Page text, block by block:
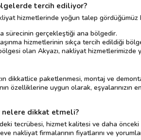
tercih ediliyor?
hizmetlerinde yoğun talep gördüğümüz
sürecinin gerçekleştiği ana bölgedir.
hizmetlerinin sıkça tercih edildiği
olan Akyazı, nakliyat hizmetlerimizde
dikkatlice paketlenmesi, montaj ve
özelliklerine uygun olarak, eşyalarınızın
nelere dikkat etmeli?
tecrübesi, hizmet kalitesi ve daha
nakliyat firmalarının fiyatlarını ve